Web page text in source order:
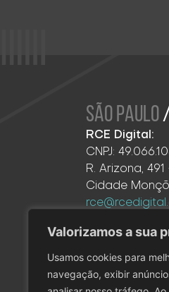
Valorizamos a sua
Usamos cookies para
navegação, exibir
SÃO PAULO
RCE Digital:
CNPJ:
R. Arizona,
Cidade